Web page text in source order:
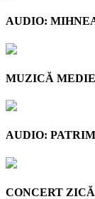
AUDIO:
MUZICĂ
AUDIO:
CONCERT